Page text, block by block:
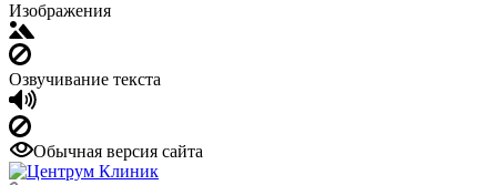
Изображения
Озвучивание текста
Обычная версия сайта